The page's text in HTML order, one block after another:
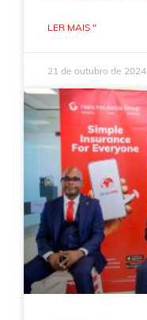
LER MAIS "
21 de outubro de 2024